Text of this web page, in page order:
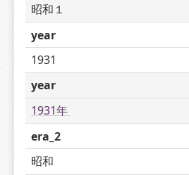
昭和１
year
1931
year
1931年
era_2
昭和